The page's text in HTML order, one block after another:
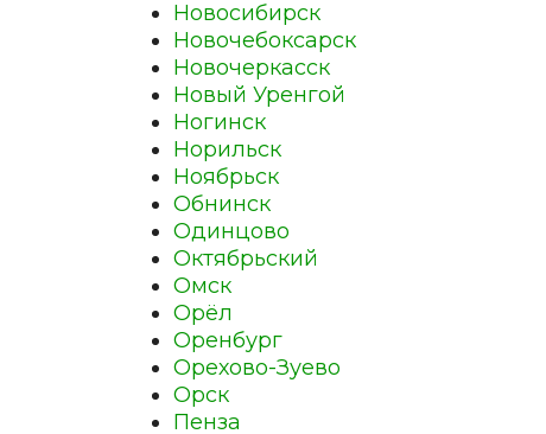
Новосибирск
Новочебоксарск
Новочеркасск
Новый Уренгой
Ногинск
Норильск
Ноябрьск
Обнинск
Одинцово
Октябрьский
Омск
Орёл
Оренбург
Орехово-Зуево
Орск
Пенза